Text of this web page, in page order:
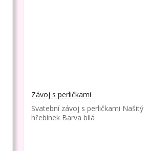
Závoj s perličkami
Svatební závoj s perličkami Našitý
hřebínek Barva bílá